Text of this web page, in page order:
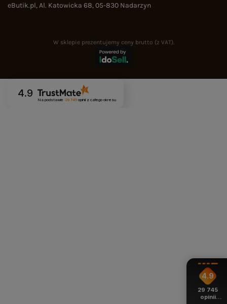
eButik.pl,Al. Katowicka 68,05-830 Nadarzyn
W sklepie prezentujemy ceny brutto (z VAT).
4.9
Na podstawie 29 745opinii z całego okresu
4.9
29 745
opinii